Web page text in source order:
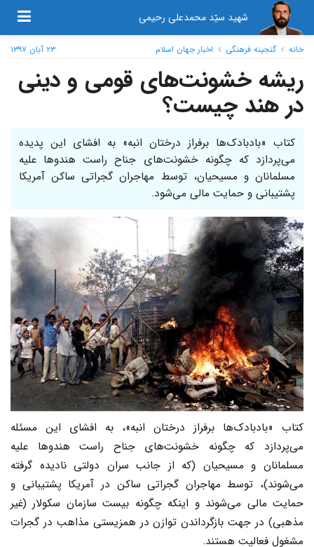
شهید سیّد محمدعلی رحیمی
۲۳ آبان ۱۳۹۷ خانه گنجینه فرهنگی اخبار جهان اسلام
ریشه خشونت‌های قومی و دینی
در هند چیست؟
کتاب «بادبادک‌ها برفراز درختان انبه» به افشای این پدیده
می‌پردازد که چگونه خشونت‌های جناح راست هندوها علیه
مسلمانان و مسیحیان، توسط مهاجران گجراتی ساکن آمریکا
پشتیبانی و حمایت مالی می‌شود.
کتاب «بادبادک‌ها برفراز درختان انبه»، به افشای این مسئله
می‌پردازد که چگونه خشونت‌های جناح راست هندوها علیه
مسلمانان و مسیحیان (که از جانب سران دولتی نادیده گرفته
می‌شوند)، توسط مهاجران گجراتی ساکن در آمریکا پشتیبانی و
حمایت مالی می‌شوند و اینکه چگونه بیست سازمان سکولار (غیر
مذهبی) در جهت بازگرداندن توازن در همزیستی مذاهب در گجرات
مشغول فعالیت هستند.